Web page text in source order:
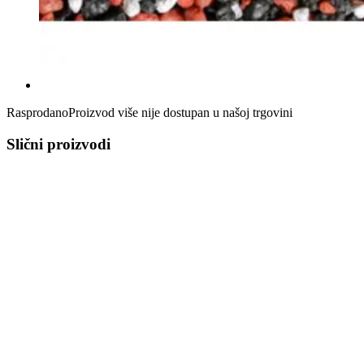
RasprodanoProizvod više nije dostupan u našoj trgovini
Slični proizvodi